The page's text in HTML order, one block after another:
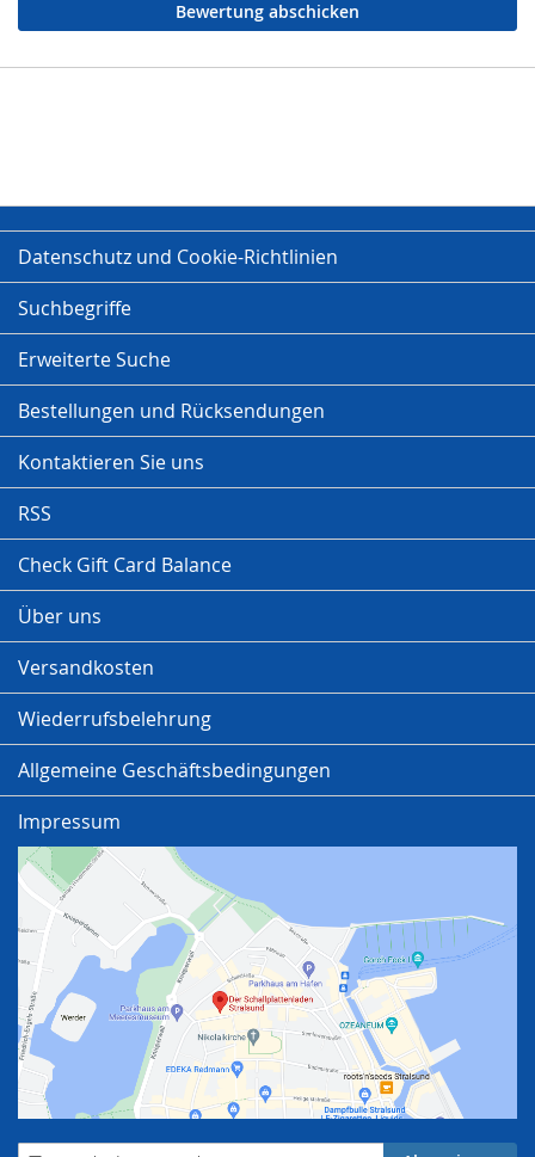
Bewertung abschicken
Datenschutz und Cookie-Richtlinien
Suchbegriffe
Erweiterte Suche
Bestellungen und Rücksendungen
Kontaktieren Sie uns
RSS
Check Gift Card Balance
Über uns
Versandkosten
Wiederrufsbelehrung
Allgemeine Geschäftsbedingungen
Impressum